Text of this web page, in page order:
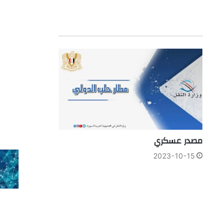
مصدر عسكري
2023-10-15